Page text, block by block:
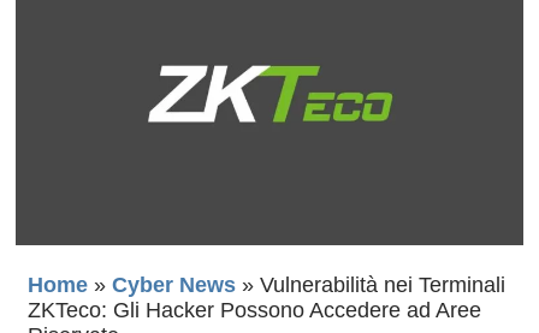
Home » Cyber News » Vulnerabilità nei Terminali
ZKTeco: Gli Hacker Possono Accedere ad Aree